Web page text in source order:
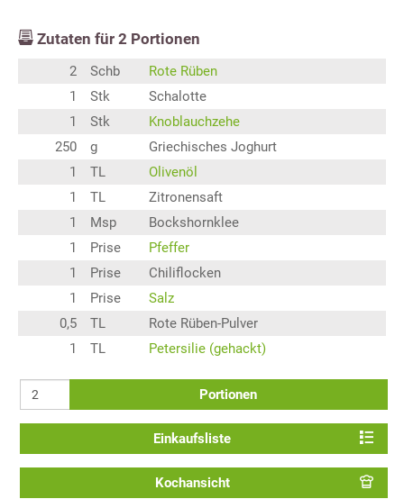
Zutaten für 2 Portionen
2 Schb
Rote Rüben
1
Stk
Schalotte
1
Stk
Knoblauchzehe
250
g
Griechisches Joghurt
1
TL
Olivenöl
1
TL
Zitronensaft
1
Msp
Bockshornklee
1
Prise
Pfeffer
1
Prise
Chiliflocken
1
Prise
Salz
0,5
TL
Rote Rüben-Pulver
1
TL Petersilie (gehackt)
Portionen
Einkaufsliste
Kochansicht